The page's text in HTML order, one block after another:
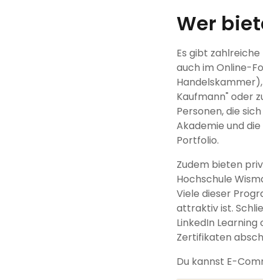
Wer
Es gibt
auch im Online-
Kaufmann" oder
Personen, die
Akademie und
Portfolio.
Zudem bieten
Hochschule
Viele dieser
attraktiv ist.
LinkedIn
Zertifikaten
Du kannst E-